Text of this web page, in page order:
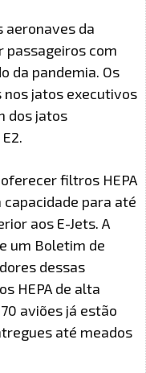
aeronaves da
passageiros com
da pandemia. Os
nos jatos executivos
dos jatos
filtros HEPA
capacidade para até
aos E-Jets. A
um Boletim de
dessas
HEPA de alta
aviões já estão
até meados